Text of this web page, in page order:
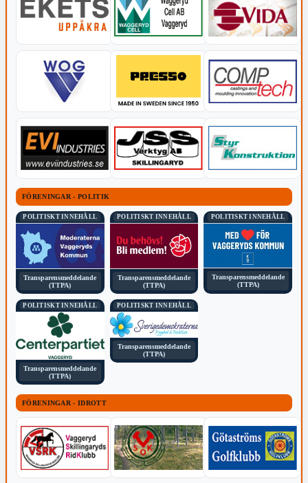
FÖRENINGAR - POLITIK
POLITISKT INNEHÅLL
Transparensmeddelande
(TTPA)
POLITISKT INNEHÅLL
Transparensmeddelande
(TTPA)
POLITISKT INNEHÅLL
Transparensmeddelande
(TTPA)
POLITISKT INNEHÅLL
Transparensmeddelande
(TTPA)
POLITISKT INNEHÅLL
Transparensmeddelande
(TTPA)
FÖRENINGAR - IDROTT